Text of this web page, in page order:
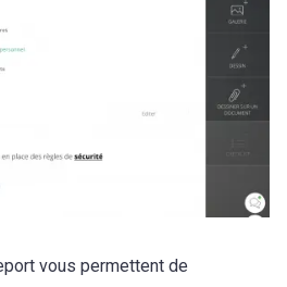
vous permettent de